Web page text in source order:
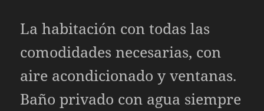
La habitación con todas las
comodidades necesarias, con
aire acondicionado y ventanas.
Baño privado con agua siempre